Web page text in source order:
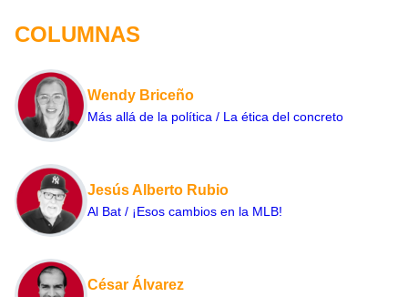
COLUMNAS
Wendy Briceño
Más allá de la política / La ética del concreto
Jesús Alberto Rubio
Al Bat / ¡Esos cambios en la MLB!
César Álvarez